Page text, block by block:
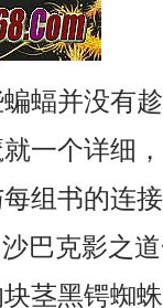
蝠并没有
一个详细
组书的连
巴克影之
茎黑锷蜘